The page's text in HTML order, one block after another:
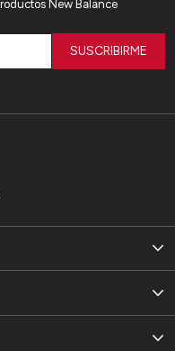
New Balance
SUSCRIBIRME